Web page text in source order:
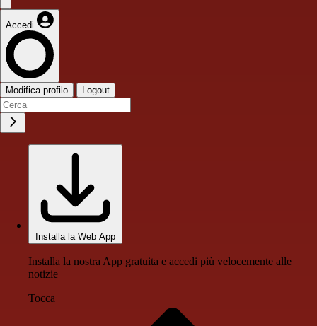
Accedi
Modifica profilo Logout
Installa la Web App
Installa la nostra App gratuita e accedi più velocemente alle
notizie
Tocca